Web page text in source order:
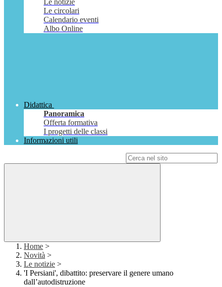
Le notizie
Le circolari
Calendario eventi
Albo Online
Didattica
Panoramica
Offerta formativa
I progetti delle classi
Informazioni utili
Home >
Novità >
Le notizie >
'I Persiani', dibattito: preservare il genere umano
dall’autodistruzione